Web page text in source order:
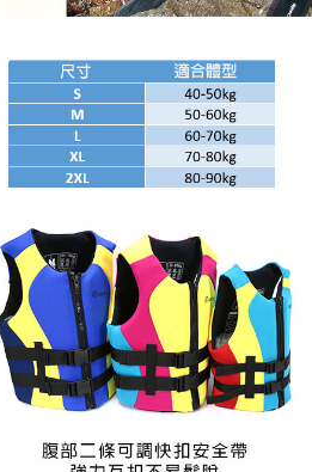
有額度不足之情形，本公司將視審查結果
他人資訊註冊。若發現惡意使用之情形，
止該用戶之使用額度並採取法律行動。